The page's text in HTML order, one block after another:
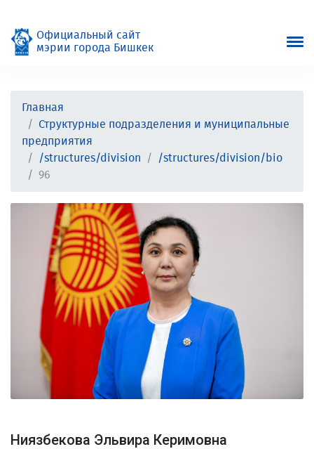
Официальный сайт
мэрии города Бишкек
Главная
Структурные подразделения и муниципальные
предприятия
/structures/division
/structures/division/bio
96
Ниязбекова Эльвира Керимовна